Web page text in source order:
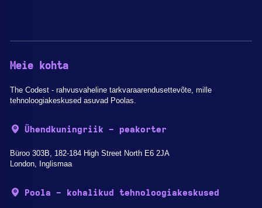
Meie kohta
The Codest - rahvusvaheline tarkvaraarendusettevõte, mille
tehnoloogiakeskused asuvad Poolas.
Ühendkuningriik - peakorter
Büroo 303B, 182-184 High Street North E6 2JA
London, Inglismaa
Poola - kohalikud tehnoloogiakeskused